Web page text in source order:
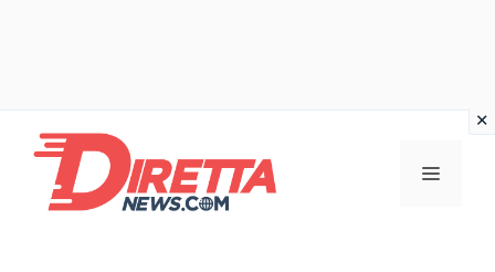
contenuto
Menu